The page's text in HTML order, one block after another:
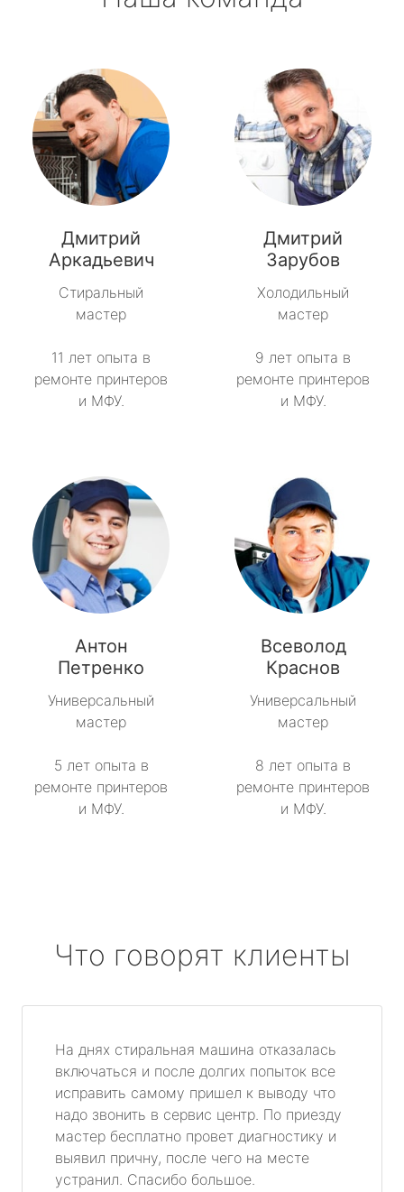
Дмитрий
Аркадьевич
Стиральный
мастер
11 лет опыта в
ремонте принтеров
и МФУ.
Дмитрий
Зарубов
Холодильный
мастер
9 лет опыта в
ремонте принтеров
и МФУ.
Антон
Петренко
Универсальный
мастер
5 лет опыта в
ремонте принтеров
и МФУ.
Всеволод
Краснов
Универсальный
мастер
8 лет опыта в
ремонте принтеров
и МФУ.
Что говорят клиенты
На днях стиральная машина отказалась
включаться и после долгих попыток все
исправить самому пришел к выводу что
надо звонить в сервис центр. По приезду
мастер бесплатно провет диагностику и
выявил причну, после чего на месте
устранил. Спасибо большое.